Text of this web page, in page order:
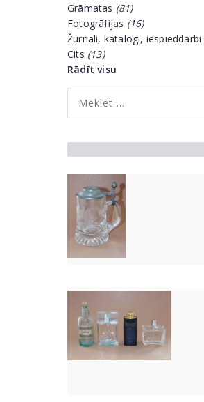
Grāmatas (81)
Fotogrāfijas (16)
Žurnāli, katalogi, iespieddarbi
Cits (13)
Rādīt visu